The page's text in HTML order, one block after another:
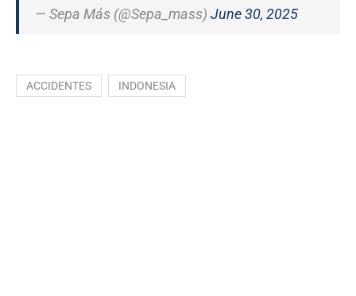
— Sepa Más (@Sepa_mass) June 30, 2025
ACCIDENTES INDONESIA